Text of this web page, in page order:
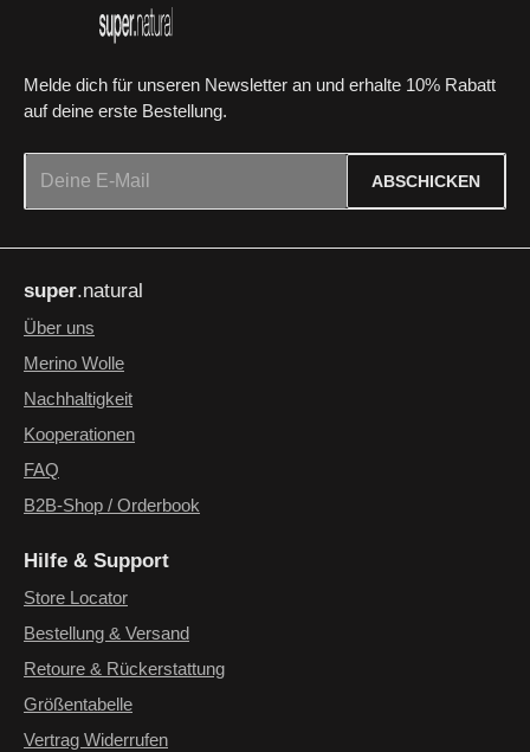
Melde dich für unseren Newsletter an und erhalte 10% Rabatt
auf deine erste Bestellung.
ABSCHICKEN
genommen und die
einverstanden.
Die mit einem Stern (*) markierten Felder sind Pflichtfelder.
super.natural
Über uns
Merino Wolle
Nachhaltigkeit
Kooperationen
FAQ
B2B-Shop / Orderbook
Hilfe & Support
Store Locator
Bestellung & Versand
Retoure & Rückerstattung
Größentabelle
Vertrag Widerrufen